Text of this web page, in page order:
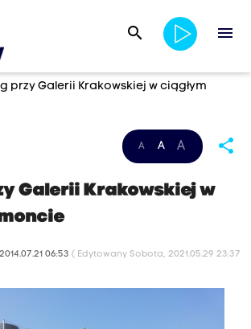
search menu
przy Galerii Krakowskiej w ciągłym
A A A share
Galerii Krakowskiej w
06:53 ( Edytowany Sobota, 2021.05.29 23:37